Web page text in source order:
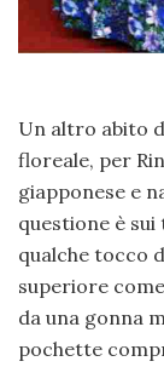
Un altro abito
floreale, per
giapponese e
questione è
qualche tocco
superiore
da una gonna
pochette